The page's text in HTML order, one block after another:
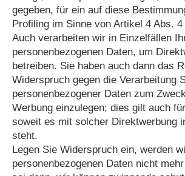
gegeben, für ein auf diese
Profiling im Sinne von Artikel 4 Abs. 4
Auch verarbeiten wir in Einzelfällen
personenbezogenen Daten, um
betreiben. Sie haben auch dann das
Widerspruch gegen die Verarbeitung
personenbezogener Daten zum
Werbung einzulegen; dies gilt auch
soweit es mit solcher Direktwerbung
steht.
Legen Sie Widerspruch ein, werden
personenbezogenen Daten nicht